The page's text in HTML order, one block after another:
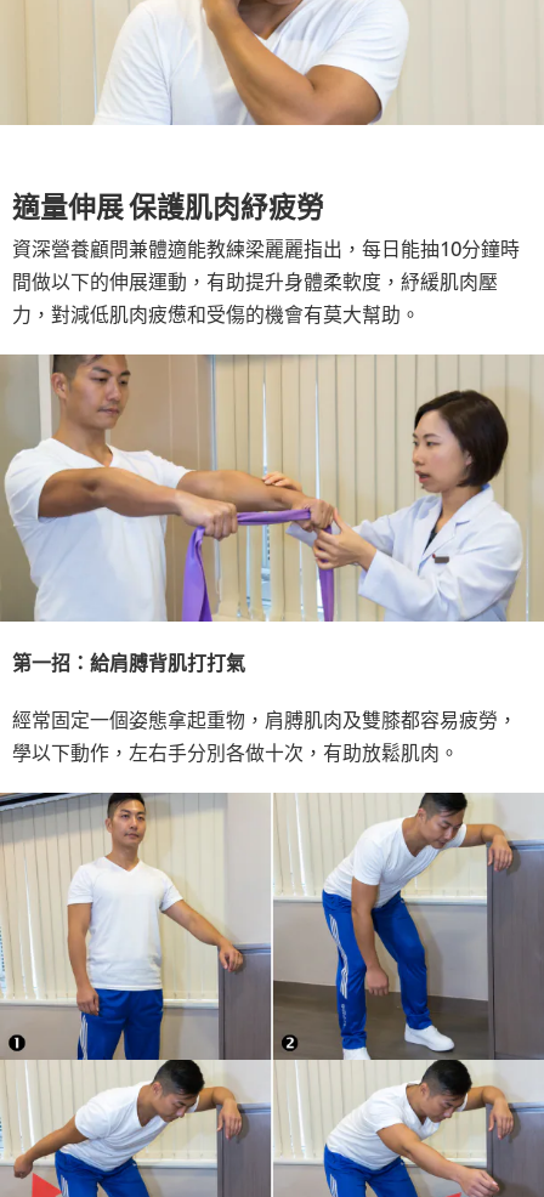
適量伸展 保護肌肉紓疲勞
資深營養顧問兼體適能教練梁麗麗指出，每日能抽10分鐘時
間做以下的伸展運動，有助提升身體柔軟度，紓緩肌肉壓
力，對減低肌肉疲憊和受傷的機會有莫大幫助。
第一招：給肩膊背肌打打氣
經常固定一個姿態拿起重物，肩膊肌肉及雙膝都容易疲勞，
學以下動作，左右手分別各做十次，有助放鬆肌肉。